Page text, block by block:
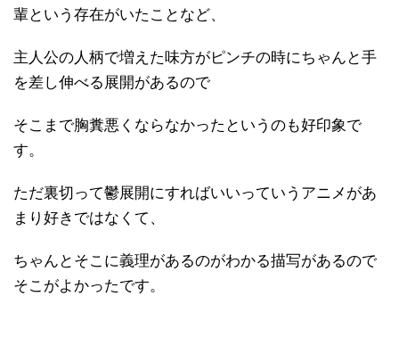
輩という存在がいたことなど、
主人公の人柄で増えた味方がピンチの時にちゃんと手
を差し伸べる展開があるので
そこまで胸糞悪くならなかったというのも好印象で
す。
ただ裏切って鬱展開にすればいいっていうアニメがあ
まり好きではなくて、
ちゃんとそこに義理があるのがわかる描写があるので
そこがよかったです。